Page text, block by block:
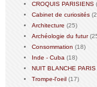
CROQUIS PARISIENS
Cabinet de curiosités
Architecture (25)
Archéologie du futur
Consommation (18)
Inde - Cuba (18)
NUIT BLANCHE PARIS
Trompe-l'oeil (17)